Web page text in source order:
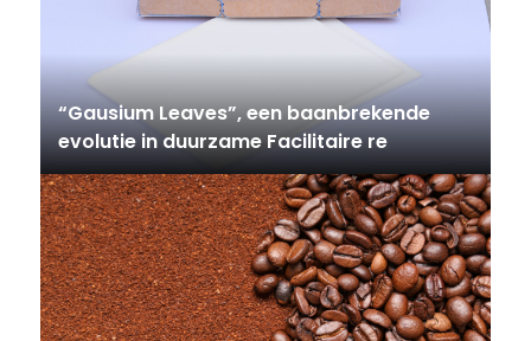
“Gausium Leaves”, een baanbrekende
evolutie in duurzame Facilitaire re